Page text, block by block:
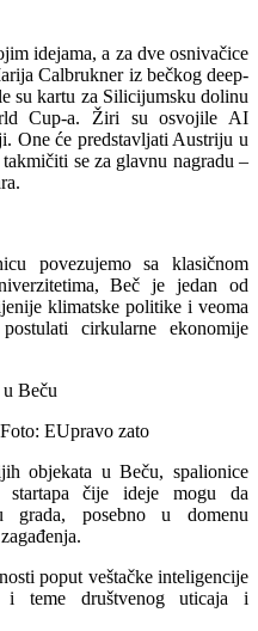
idejama, a za dve osnivačice
Calbrukner iz bečkog deep-
su kartu za Silicijumsku dolinu
Cup-a. Žiri su osvojile AI
One će predstavljati Austriju u
se za glavnu nagradu –
povezujemo sa klasičnom
Beč je jedan od
klimatske politike i veoma
cirkularne ekonomije
Foto: EUpravo zato
objekata u Beču, spalionice
startapa čije ideje mogu da
grada, posebno u domenu
poput veštačke inteligencije
i teme društvenog uticaja i